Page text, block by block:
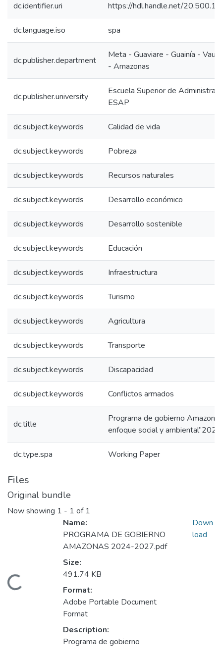
dc.identifier.uri https://hdl.handle.net/
dc.language.iso spa
dc.publisher.department
Meta - Guaviare - Guainía -
- Amazonas
dc.publisher.university
Escuela Superior de
ESAP
dc.subject.keywords Calidad de vida
dc.subject.keywords Pobreza
dc.subject.keywords Recursos naturales
dc.subject.keywords Desarrollo económico
dc.subject.keywords Desarrollo sostenible
dc.subject.keywords Educación
dc.subject.keywords Infraestructura
dc.subject.keywords Turismo
dc.subject.keywords Agricultura
dc.subject.keywords Transporte
dc.subject.keywords Discapacidad
dc.subject.keywords Conflictos armados
dc.title
Programa de gobierno
enfoque social y
dc.type.spa Working Paper
Files
Original bundle
Now showing 1 - 1 of 1
Loading...
Name:
PROGRAMA DE GOBIERNO
AMAZONAS 2024-2027.pdf
Size:
491.74 KB
Format:
Adobe Portable Document
Format
Description:
Programa de gobierno
Down
load